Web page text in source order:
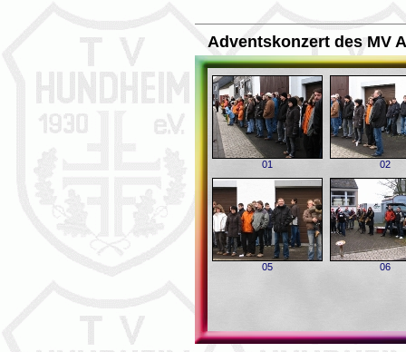
Adventskonzert des MV
01 02
05 06